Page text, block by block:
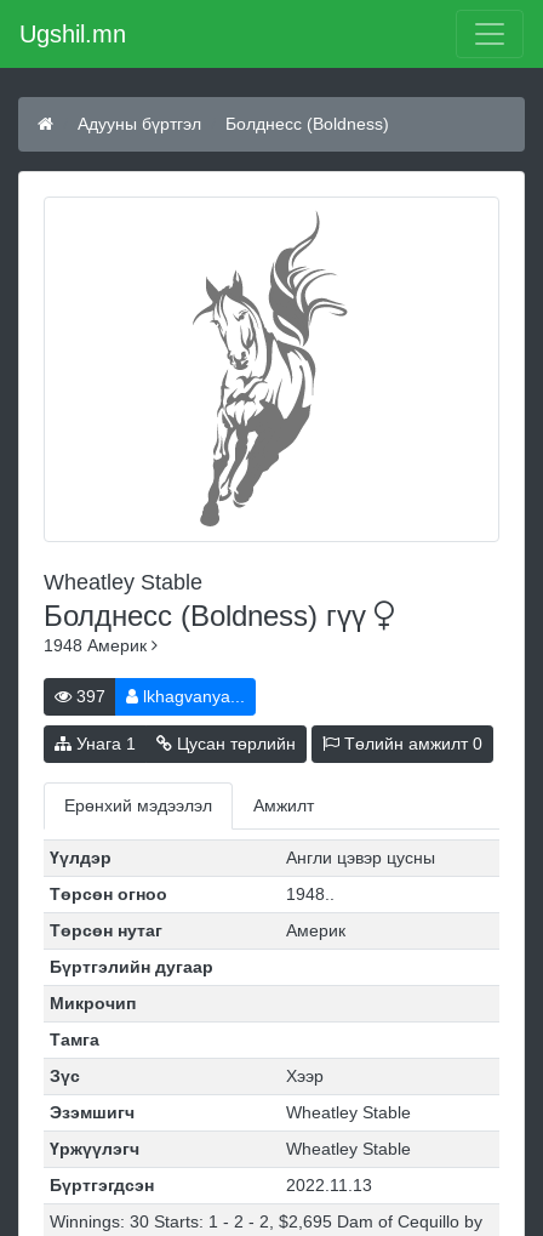
Ugshil.mn
Адууны бүртгэл Болднесс (Boldness)
Wheatley Stable
Болднесс (Boldness) гүү
1948 Америк
397 lkhagvanya...
Унага 1 Цусан төрлийн Төлийн амжилт0
Ерөнхий мэдээлэл Амжилт
Үүлдэр
Англи цэвэр цусны
Төрсөн огноо
1948..
Төрсөн нутаг
Америк
Бүртгэлийн дугаар
Микрочип
Тамга
Зүс
Хээр
Эзэмшигч
Wheatley Stable
Үржүүлэгч
Wheatley Stable
Бүртгэгдсэн
2022.11.13
Winnings: 30 Starts: 1 - 2 - 2, $2,695 Dam of Cequillo by